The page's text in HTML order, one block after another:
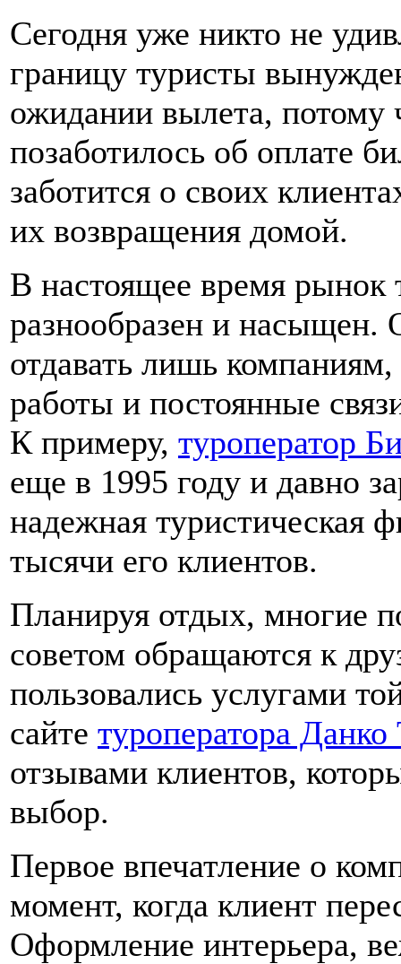
Сегодня уже никто не
границу туристы
ожидании вылета, потому
позаботилось об оплате
заботится о своих
их возвращения домой.
В настоящее время рынок
разнообразен и насыщен.
отдавать лишь
работы и постоянные
К примеру, туроператор
еще в 1995 году и давно
надежная туристическая
тысячи его клиентов.
Планируя отдых, многие
советом обращаются к
пользовались услугами
сайте туроператора Данко
отзывами клиентов,
выбор.
Первое впечатление о
момент, когда клиент
Оформление интерьера,